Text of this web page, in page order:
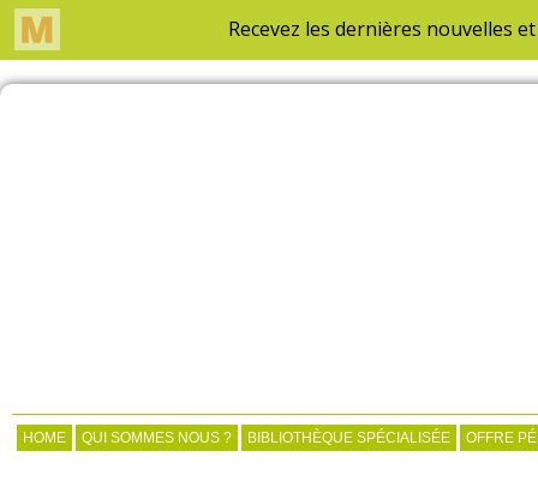
HOME QUI SOMMES NOUS ? BIBLIOTHÈQUE SPÉCIALISÉE OFFRE